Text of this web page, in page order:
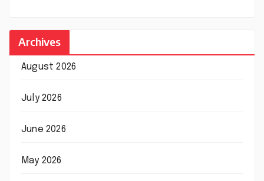
Archives
August 2026
July 2026
June 2026
May 2026